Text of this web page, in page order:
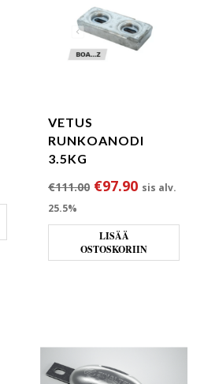
VETUS
RUNKOANODI
3.5KG
€111.00 Alkuperäinen
€97.90 sis alv.
25.5%
LISÄÄ
OSTOSKORIIN